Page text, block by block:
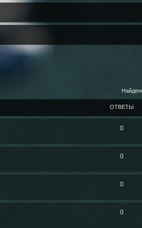
ОТВЕТЫ
0
0
0
0